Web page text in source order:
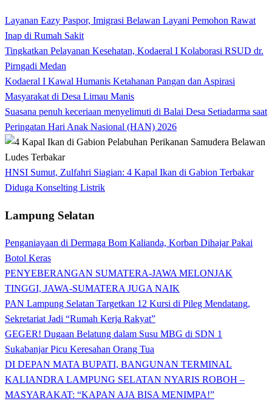
Layanan Eazy Paspor, Imigrasi Belawan Layani Pemohon Rawat
Inap di Rumah Sakit
Tingkatkan Pelayanan Kesehatan, Kodaeral I Kolaborasi RSUD dr.
Pirngadi Medan‎
Kodaeral I Kawal Humanis Ketahanan Pangan dan Aspirasi
Masyarakat di Desa Limau Manis
Suasana penuh keceriaan menyelimuti di Balai Desa Setiadarma saat
Peringatan Hari Anak Nasional (HAN) 2026
HNSI Sumut, Zulfahri Siagian: 4 Kapal Ikan di Gabion Terbakar
Diduga Konselting Listrik
Lampung Selatan
Penganiayaan di Dermaga Bom Kalianda, Korban Dihajar Pakai
Botol Keras
PENYEBERANGAN SUMATERA-JAWA MELONJAK
TINGGI, JAWA-SUMATERA JUGA NAIK
PAN Lampung Selatan Targetkan 12 Kursi di Pileg Mendatang,
Sekretariat Jadi “Rumah Kerja Rakyat”
GEGER! Dugaan Belatung dalam Susu MBG di SDN 1
Sukabanjar Picu Keresahan Orang Tua
DI DEPAN MATA BUPATI, BANGUNAN TERMINAL
KALIANDRA LAMPUNG SELATAN NYARIS ROBOH –
MASYARAKAT: “KAPAN AJA BISA MENIMPA!”